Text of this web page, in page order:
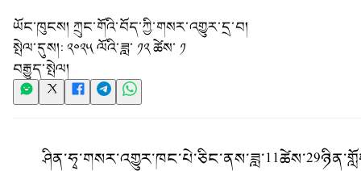
ཡོང་ཁུངས། ཀྲུང་གོའི་བོད་ཀྱི་གསར་འགྱུར་དྲ་བ།
སྤེལ་དུས།:༢༠༢༥ ལོའི་ཟླ་ ༡༢ ཚེས་ ༡
བརྒྱུད་སྤེལ།